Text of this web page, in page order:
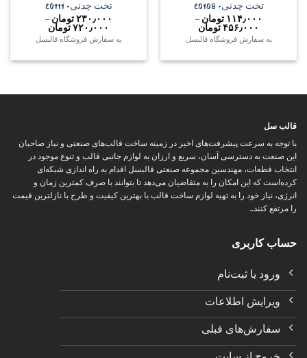
تخت چدنی- C0108
۱۱۴٫۰۰۰تومان –
۴۵۶٫۰۰۰تومان
قیمت:
۴۵۶٫۰۰۰ تومان
به سفارش فروشگاه قالبسل
تخت چدنی- C0111
۲۳۰٫۰۰۰تومان –
۷۲۰٫۰۰۰تومان
قیمت:
۷۲۰٫۰۰۰ تومان
به سفارش فروشگاه قالبسل
قالب سل
با توجه به سرعت پیشرفت‌های اخیر در زمینه ساخت قالب‌های صنعتی و نیاز صاحبان
این صنعت به دسترسی آسان، سریع و ارزان به لوازم جانبی قالب و تنوع موجود در
انتخاب قطعات، مهندسین مجموعه صنعتی قالبسل اقدام به راه اندازی شبکه‌ای
کرده‌است که این امکان را به متقاضیان می‌دهد تا بتوانند با صرف کمترین زمان و
انرژی، نیاز خود را به تهیه لوازم ساخت قالب با بهترین کیفیت و طرح با نازلترین قیمت
را مرتفع کنند..
حساب کاربری
ورود یا ثبت‌نام
ویرایش اطلاعات
سفارش‌های قبلی